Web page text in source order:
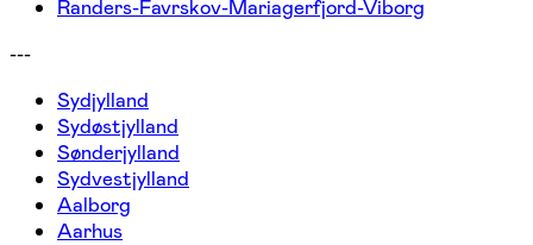
Randers-Favrskov-Mariagerfjord-Viborg
---
Sydjylland
Sydøstjylland
Sønderjylland
Sydvestjylland
Aalborg
Aarhus